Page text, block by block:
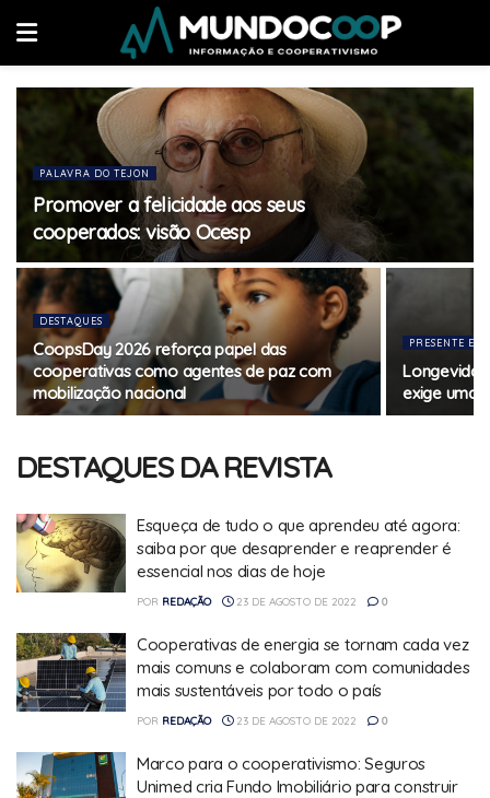
PALAVRA DO TEJON
Promover a felicidade aos seus
cooperados: visão Ocesp
DESTAQUES
CoopsDay 2026 reforça papel das
cooperativas como agentes de paz com
mobilização nacional
PRESENTE E
exige uma
DESTAQUES DA REVISTA
Esqueça de tudo o que aprendeu até agora:
saiba por que desaprender e reaprender é
essencial nos dias de hoje
POR REDAÇÃO 23 DE AGOSTO DE 2022 0
Cooperativas de energia se tornam cada vez
mais comuns e colaboram com comunidades
mais sustentáveis por todo o país
POR REDAÇÃO 23 DE AGOSTO DE 2022 0
Marco para o cooperativismo: Seguros
Unimed cria Fundo Imobiliário para construir